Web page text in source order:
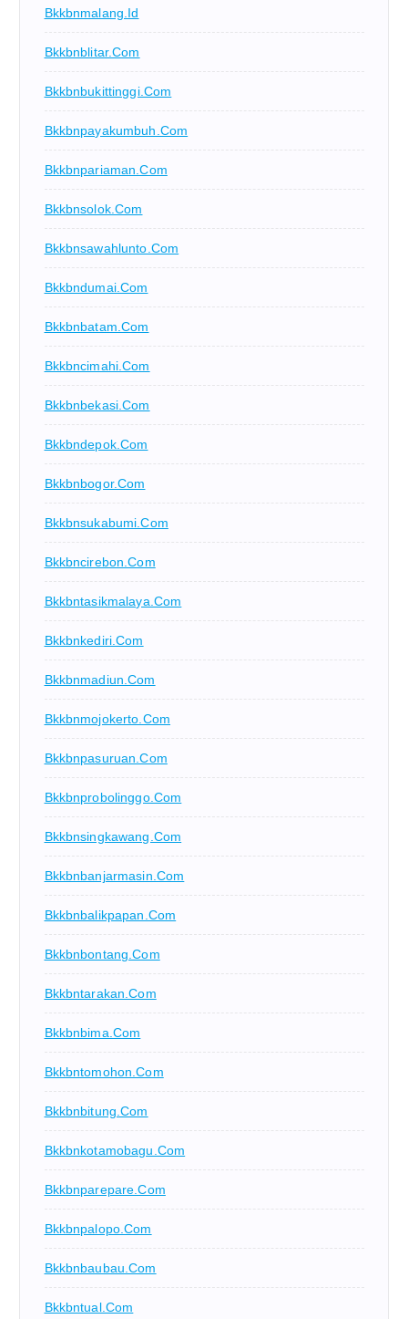
Bkkbnmalang.id
Bkkbnblitar.com
Bkkbnbukittinggi.com
Bkkbnpayakumbuh.com
Bkkbnpariaman.com
Bkkbnsolok.com
Bkkbnsawahlunto.com
Bkkbndumai.com
Bkkbnbatam.com
Bkkbncimahi.com
Bkkbnbekasi.com
Bkkbndepok.com
Bkkbnbogor.com
Bkkbnsukabumi.com
Bkkbncirebon.com
Bkkbntasikmalaya.com
Bkkbnkediri.com
Bkkbnmadiun.com
Bkkbnmojokerto.com
Bkkbnpasuruan.com
Bkkbnprobolinggo.com
Bkkbnsingkawang.com
Bkkbnbanjarmasin.com
Bkkbnbalikpapan.com
Bkkbnbontang.com
Bkkbntarakan.com
Bkkbnbima.com
Bkkbntomohon.com
Bkkbnbitung.com
Bkkbnkotamobagu.com
Bkkbnparepare.com
Bkkbnpalopo.com
Bkkbnbaubau.com
Bkkbntual.com